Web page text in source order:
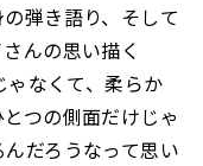
弾き語り、そして
んの思い描く
ゃなくて、柔らか
つの側面だけじゃ
だろうなって思い